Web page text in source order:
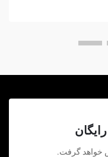
خواهد گرفت.